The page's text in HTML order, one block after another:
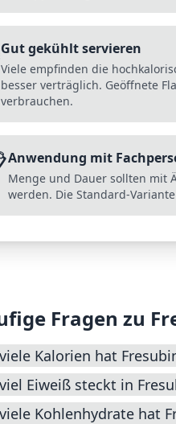
Gut gekühlt servieren
Viele empfinden die
besser verträglich. Geöffnete
verbrauchen.
Anwendung mit
Menge und Dauer sollten mit
werden. Die Standard-
Fragen zu
Kalorien hat
Eiweiß steckt in
Kohlenhydrate hat